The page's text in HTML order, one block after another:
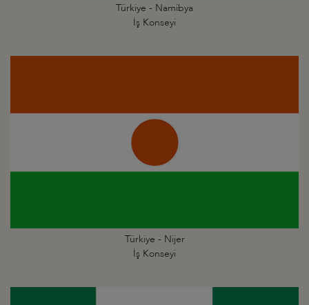
Türkiye - Namibya
İş Konseyi
Türkiye - Nijer
İş Konseyi